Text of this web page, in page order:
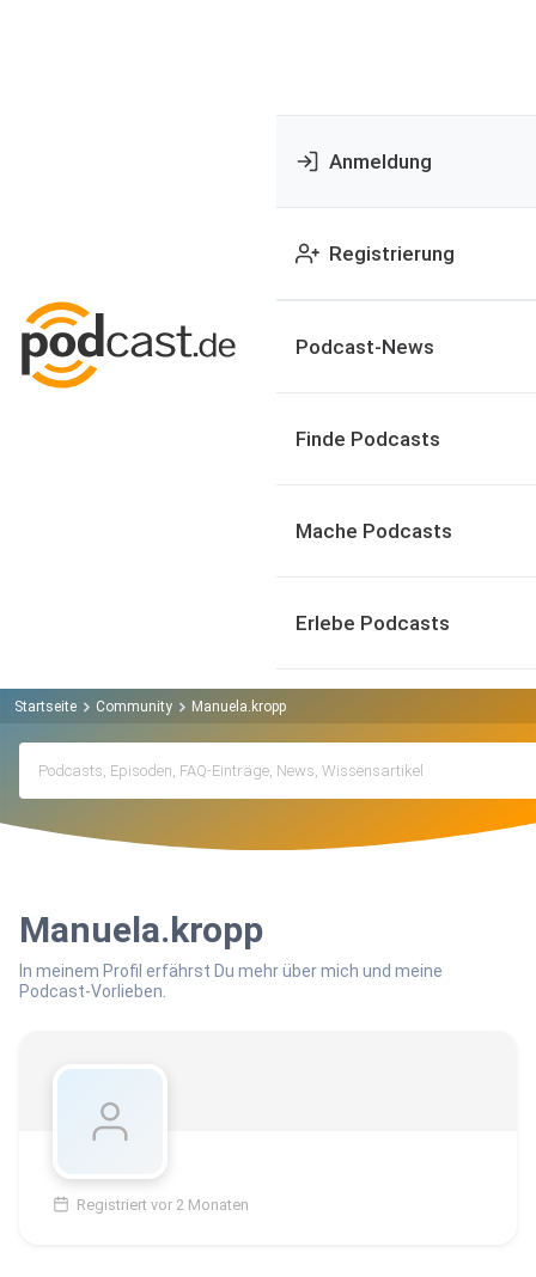
Anmeldung
Registrierung
Podcast-News
Finde Podcasts
Mache Podcasts
Erlebe Podcasts
Startseite Community Manuela.kropp
Manuela.kropp
In meinem Profil erfährst Du mehr über mich und meine
Podcast-Vorlieben.
Registriert vor 2 Monaten